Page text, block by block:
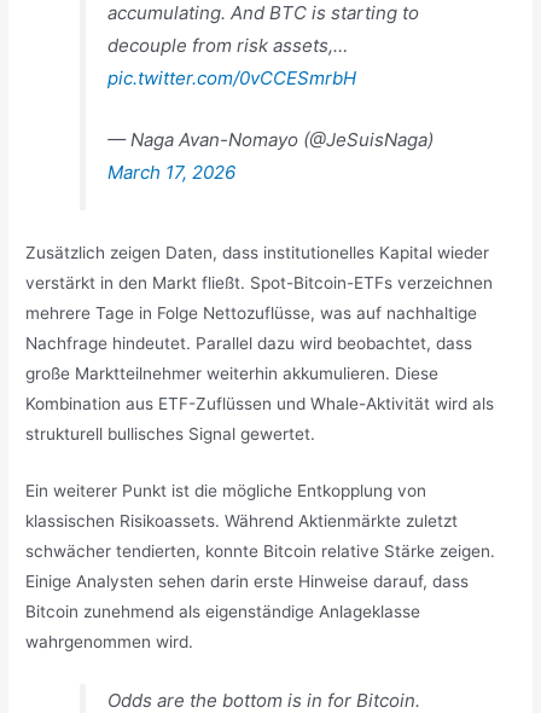
accumulating. And BTC is starting to
decouple from risk assets,…
pic.twitter.com/0vCCESmrbH
— Naga Avan-Nomayo (@JeSuisNaga)
March 17, 2026
Zusätzlich zeigen Daten, dass institutionelles Kapital wieder
verstärkt in den Markt fließt. Spot-Bitcoin-ETFs verzeichnen
mehrere Tage in Folge Nettozuflüsse, was auf nachhaltige
Nachfrage hindeutet. Parallel dazu wird beobachtet, dass
große Marktteilnehmer weiterhin akkumulieren. Diese
Kombination aus ETF-Zuflüssen und Whale-Aktivität wird als
strukturell bullisches Signal gewertet.
Ein weiterer Punkt ist die mögliche Entkopplung von
klassischen Risikoassets. Während Aktienmärkte zuletzt
schwächer tendierten, konnte Bitcoin relative Stärke zeigen.
Einige Analysten sehen darin erste Hinweise darauf, dass
Bitcoin zunehmend als eigenständige Anlageklasse
wahrgenommen wird.
Odds are the bottom is in for Bitcoin.